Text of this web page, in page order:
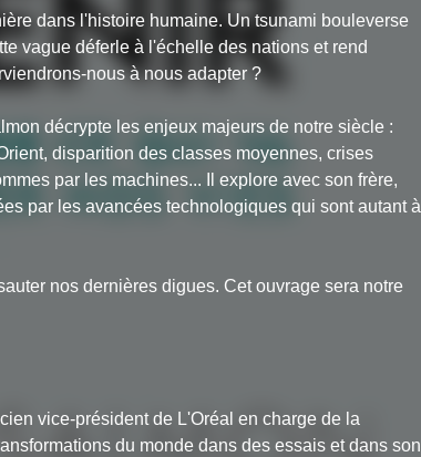
dans l'histoire humaine. Un tsunami bouleverse
vague déferle à l'échelle des nations et rend
nous à nous adapter ?
décrypte les enjeux majeurs de notre siècle :
disparition des classes moyennes, crises
par les machines... Il explore avec son frère,
par les avancées technologiques qui sont autant à
nos dernières digues. Cet ouvrage sera notre
vice-président de L'Oréal en charge de la
du monde dans des essais et dans son